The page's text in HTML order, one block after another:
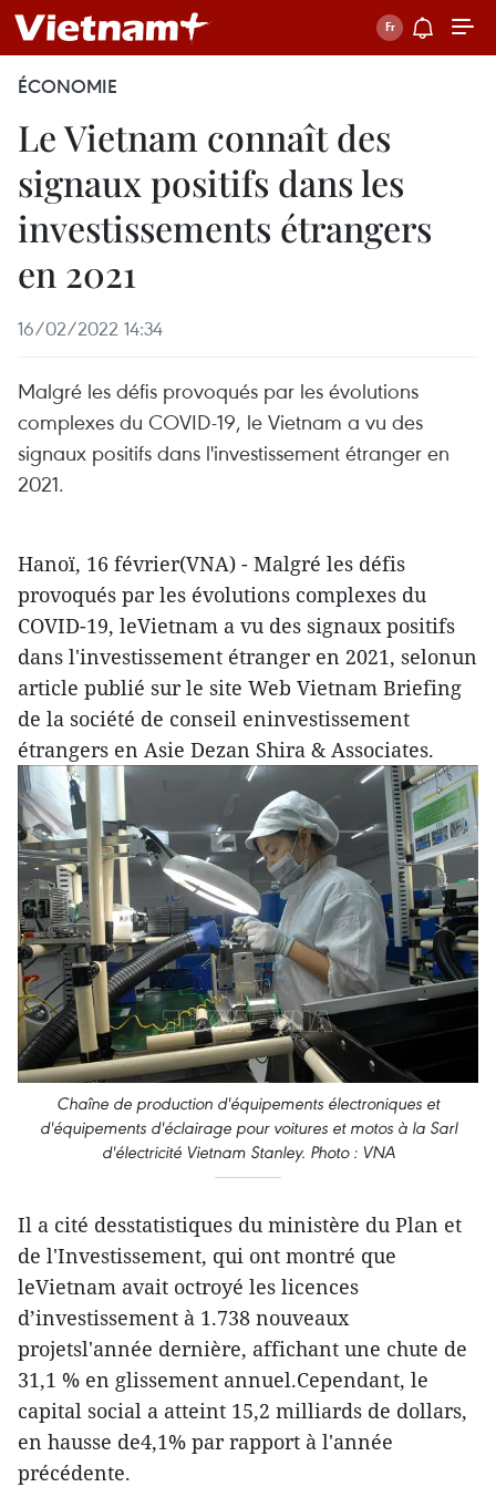
ÉCONOMIE
Le Vietnam connaît des
signaux positifs dans les
investissements étrangers
en 2021
16/02/2022 14:34
Malgré les défis provoqués par les évolutions
complexes du COVID-19, le Vietnam a vu des
signaux positifs dans l'investissement étranger en
2021.
Hanoï, 16 février(VNA) - Malgré les défis
provoqués par les évolutions complexes du
COVID-19, leVietnam a vu des signaux positifs
dans l'investissement étranger en 2021, selonun
article publié sur le site Web Vietnam Briefing
de la société de conseil eninvestissement
étrangers en Asie Dezan Shira & Associates.
Chaîne de production d'équipements électroniques et
d'équipements d'éclairage pour voitures et motos à la Sarl
d'électricité Vietnam Stanley. Photo : VNA
Il a cité desstatistiques du ministère du Plan et
de l'Investissement, qui ont montré que
leVietnam avait octroyé les licences
d’investissement à 1.738 nouveaux
projetsl'année dernière, affichant une chute de
31,1 % en glissement annuel.Cependant, le
capital social a atteint 15,2 milliards de dollars,
en hausse de4,1% par rapport à l'année
précédente.